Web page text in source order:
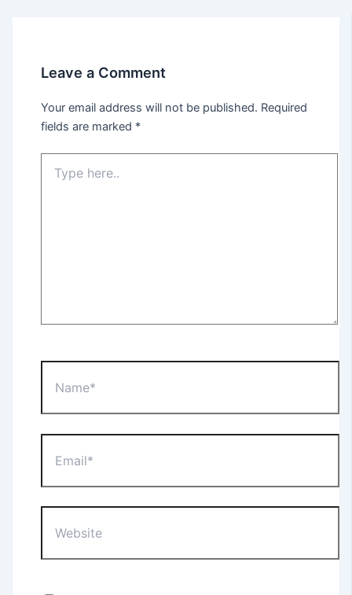
Leave a Comment
Your email address will not be published. Required
fields are marked *
here..